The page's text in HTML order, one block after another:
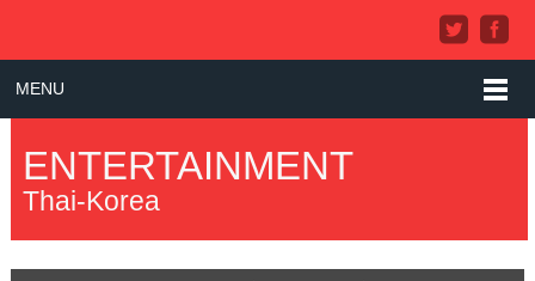
MENU
ENTERTAINMENT
Thai-Korea